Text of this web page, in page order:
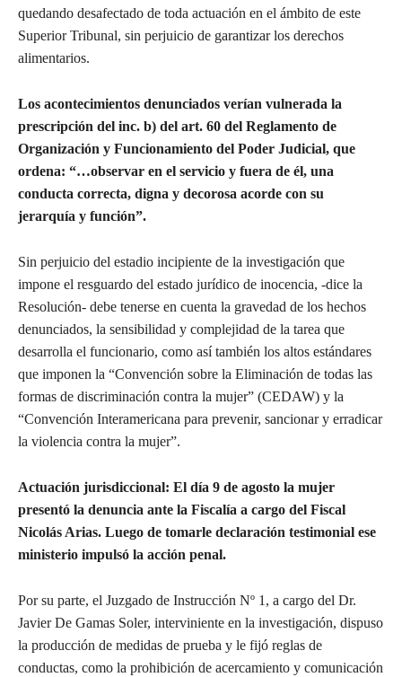
quedando desafectado de toda actuación en el ámbito de este
Superior Tribunal, sin perjuicio de garantizar los derechos
alimentarios.
Los acontecimientos denunciados verían vulnerada la
prescripción del inc. b) del art. 60 del Reglamento de
Organización y Funcionamiento del Poder Judicial, que
ordena: “…observar en el servicio y fuera de él, una
conducta correcta, digna y decorosa acorde con su
jerarquía y función”.
Sin perjuicio del estadio incipiente de la investigación que
impone el resguardo del estado jurídico de inocencia, -dice la
Resolución- debe tenerse en cuenta la gravedad de los hechos
denunciados, la sensibilidad y complejidad de la tarea que
desarrolla el funcionario, como así también los altos estándares
que imponen la “Convención sobre la Eliminación de todas las
formas de discriminación contra la mujer” (CEDAW) y la
“Convención Interamericana para prevenir, sancionar y erradicar
la violencia contra la mujer”.
Actuación jurisdiccional: El día 9 de agosto la mujer
presentó la denuncia ante la Fiscalía a cargo del Fiscal
Nicolás Arias. Luego de tomarle declaración testimonial ese
ministerio impulsó la acción penal.
Por su parte, el Juzgado de Instrucción Nº 1, a cargo del Dr.
Javier De Gamas Soler, interviniente en la investigación, dispuso
la producción de medidas de prueba y le fijó reglas de
conductas, como la prohibición de acercamiento y comunicación